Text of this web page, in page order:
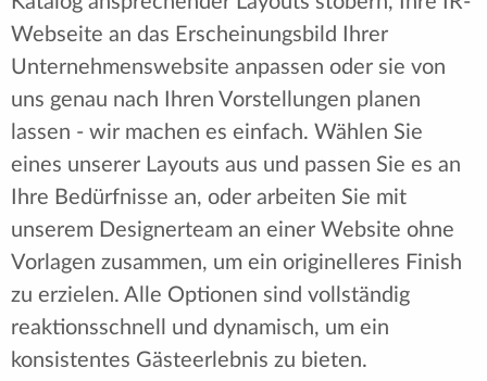
Webseite an das Erscheinungsbild Ihrer
Unternehmenswebsite anpassen oder sie von
uns genau nach Ihren Vorstellungen planen
lassen - wir machen es einfach. Wählen Sie
eines unserer Layouts aus und passen Sie es an
Ihre Bedürfnisse an, oder arbeiten Sie mit
unserem Designerteam an einer Website ohne
Vorlagen zusammen, um ein originelleres Finish
zu erzielen. Alle Optionen sind vollständig
reaktionsschnell und dynamisch, um ein
konsistentes Gästeerlebnis zu bieten.